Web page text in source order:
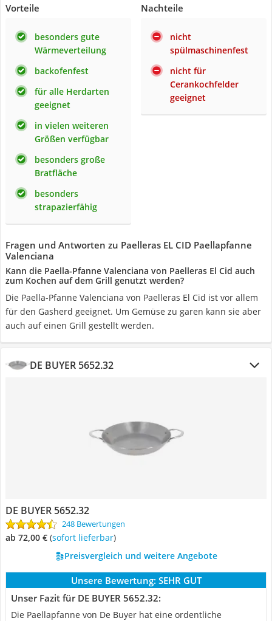
Vorteile
besonders gute
Wärmeverteilung
backofenfest
für alle Herdarten
geeignet
in vielen weiteren
Größen verfügbar
besonders große
Bratfläche
besonders
strapazierfähig
Nachteile
nicht
spülmaschinenfest
nicht für
Cerankochfelder
geeignet
Fragen und Antworten zu Paelleras EL CID Paellapfanne
Valenciana
Kann die Paella-Pfanne Valenciana von Paelleras El Cid auch
zum Kochen auf dem Grill genutzt werden?
Die Paella-Pfanne Valenciana von Paelleras El Cid ist vor allem
für den Gasherd geeignet. Um Gemüse zu garen kann sie aber
auch auf einen Grill gestellt werden.
DE BUYER 5652.32
DE BUYER 5652.32
248 Bewertungen
ab 72,00 € ( Sofort lieferbar)
Preisvergleich und weitere Angebote
Unsere Bewertung: SEHR GUT
Unser Fazit für DE BUYER 5652.32:
Die Paellapfanne von De Buyer hat eine ordentliche